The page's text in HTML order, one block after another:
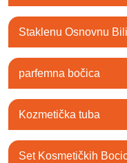
Staklenu Osnovnu
parfemna bočica
Kozmetička tuba
Set Kosmetičkih